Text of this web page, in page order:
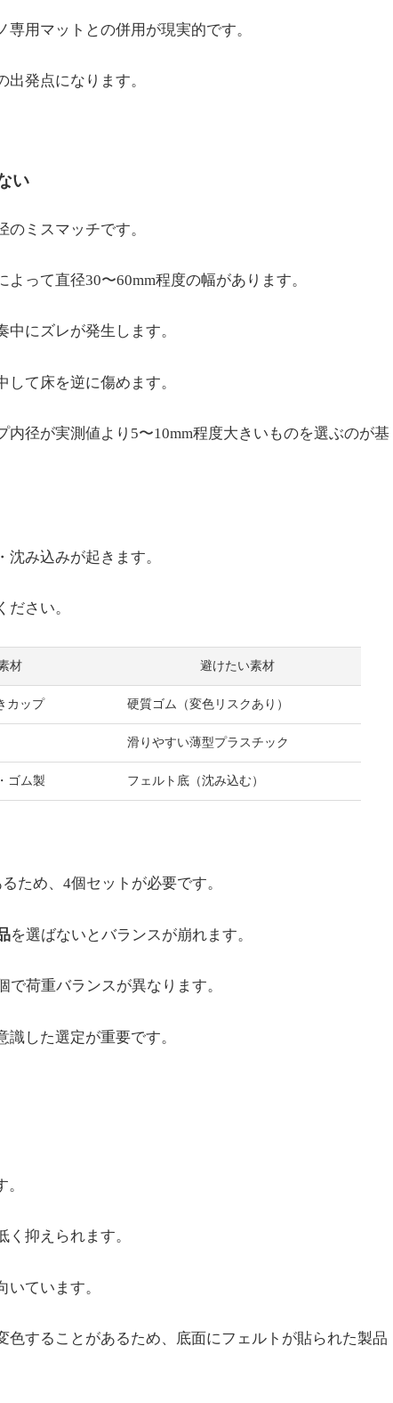
用マットとの併用が現実的です。
出発点になります。
い
ミスマッチです。
って直径30〜60mm程度の幅があります。
にズレが発生します。
て床を逆に傷めます。
径が実測値より5〜10mm程度大きいものを選ぶのが基
み込みが起きます。
さい。
材 避けたい素材
カップ 硬質ゴム（変色リスクあり）
滑りやすい薄型プラスチック
ゴム製 フェルト底（沈み込む）
ため、4個セットが必要です。
を選ばないとバランスが崩れます。
荷重バランスが異なります。
した選定が重要です。
抑えられます。
ています。
することがあるため、底面にフェルトが貼られた製品